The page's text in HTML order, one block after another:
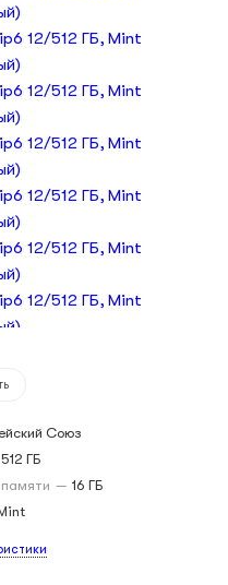
Союз
512 ГБ
— 16 ГБ